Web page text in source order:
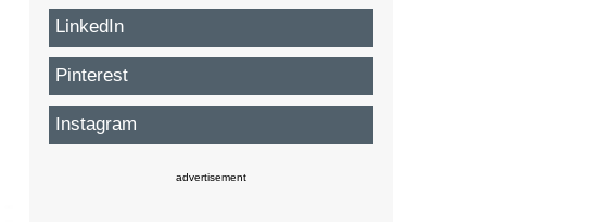
LinkedIn
Pinterest
Instagram
advertisement